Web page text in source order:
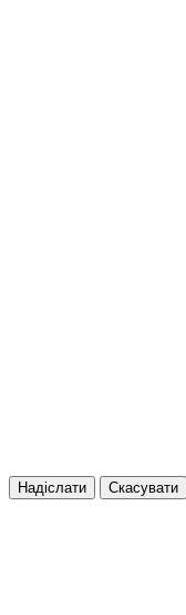
Надіслати Скасувати